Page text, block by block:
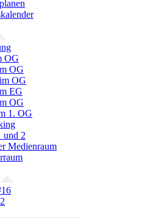
OG
OG
OG
EG
OG
1. OG
und 2
Medienraum